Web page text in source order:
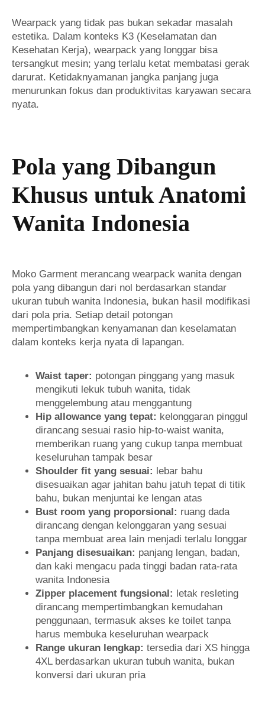
Wearpack yang tidak pas bukan sekadar masalah
estetika. Dalam konteks K3 (Keselamatan dan
Kesehatan Kerja), wearpack yang longgar bisa
tersangkut mesin; yang terlalu ketat membatasi gerak
darurat. Ketidaknyamanan jangka panjang juga
menurunkan fokus dan produktivitas karyawan secara
nyata.
Pola yang Dibangun
Khusus untuk Anatomi
Wanita Indonesia
Moko Garment merancang wearpack wanita dengan
pola yang dibangun dari nol berdasarkan standar
ukuran tubuh wanita Indonesia, bukan hasil modifikasi
dari pola pria. Setiap detail potongan
mempertimbangkan kenyamanan dan keselamatan
dalam konteks kerja nyata di lapangan.
Waist taper: potongan pinggang yang masuk
mengikuti lekuk tubuh wanita, tidak
menggelembung atau menggantung
Hip allowance yang tepat: kelonggaran pinggul
dirancang sesuai rasio hip-to-waist wanita,
memberikan ruang yang cukup tanpa membuat
keseluruhan tampak besar
Shoulder fit yang sesuai: lebar bahu
disesuaikan agar jahitan bahu jatuh tepat di titik
bahu, bukan menjuntai ke lengan atas
Bust room yang proporsional: ruang dada
dirancang dengan kelonggaran yang sesuai
tanpa membuat area lain menjadi terlalu longgar
Panjang disesuaikan: panjang lengan, badan,
dan kaki mengacu pada tinggi badan rata-rata
wanita Indonesia
Zipper placement fungsional: letak resleting
dirancang mempertimbangkan kemudahan
penggunaan, termasuk akses ke toilet tanpa
harus membuka keseluruhan wearpack
Range ukuran lengkap: tersedia dari XS hingga
4XL berdasarkan ukuran tubuh wanita, bukan
konversi dari ukuran pria